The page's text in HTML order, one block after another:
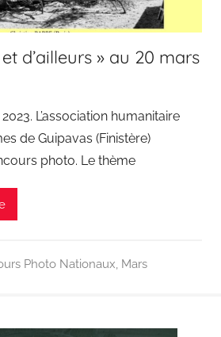
d’ailleurs » au 20 mars
L’association humanitaire
de Guipavas (Finistère)
photo. Le thème
Photo Nationaux, Mars